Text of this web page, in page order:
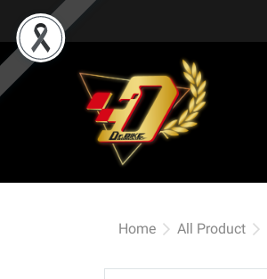
Home All Product